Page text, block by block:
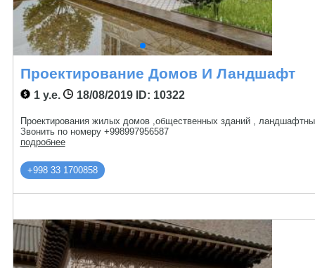
Проектирование Домов И Ландшафт
1 у.е. 18/08/2019ID: 10322
Проектирования жилых домов ,общественных зданий ,
Звонить по номеру +998997956587
подробнее
+998 33 1700858